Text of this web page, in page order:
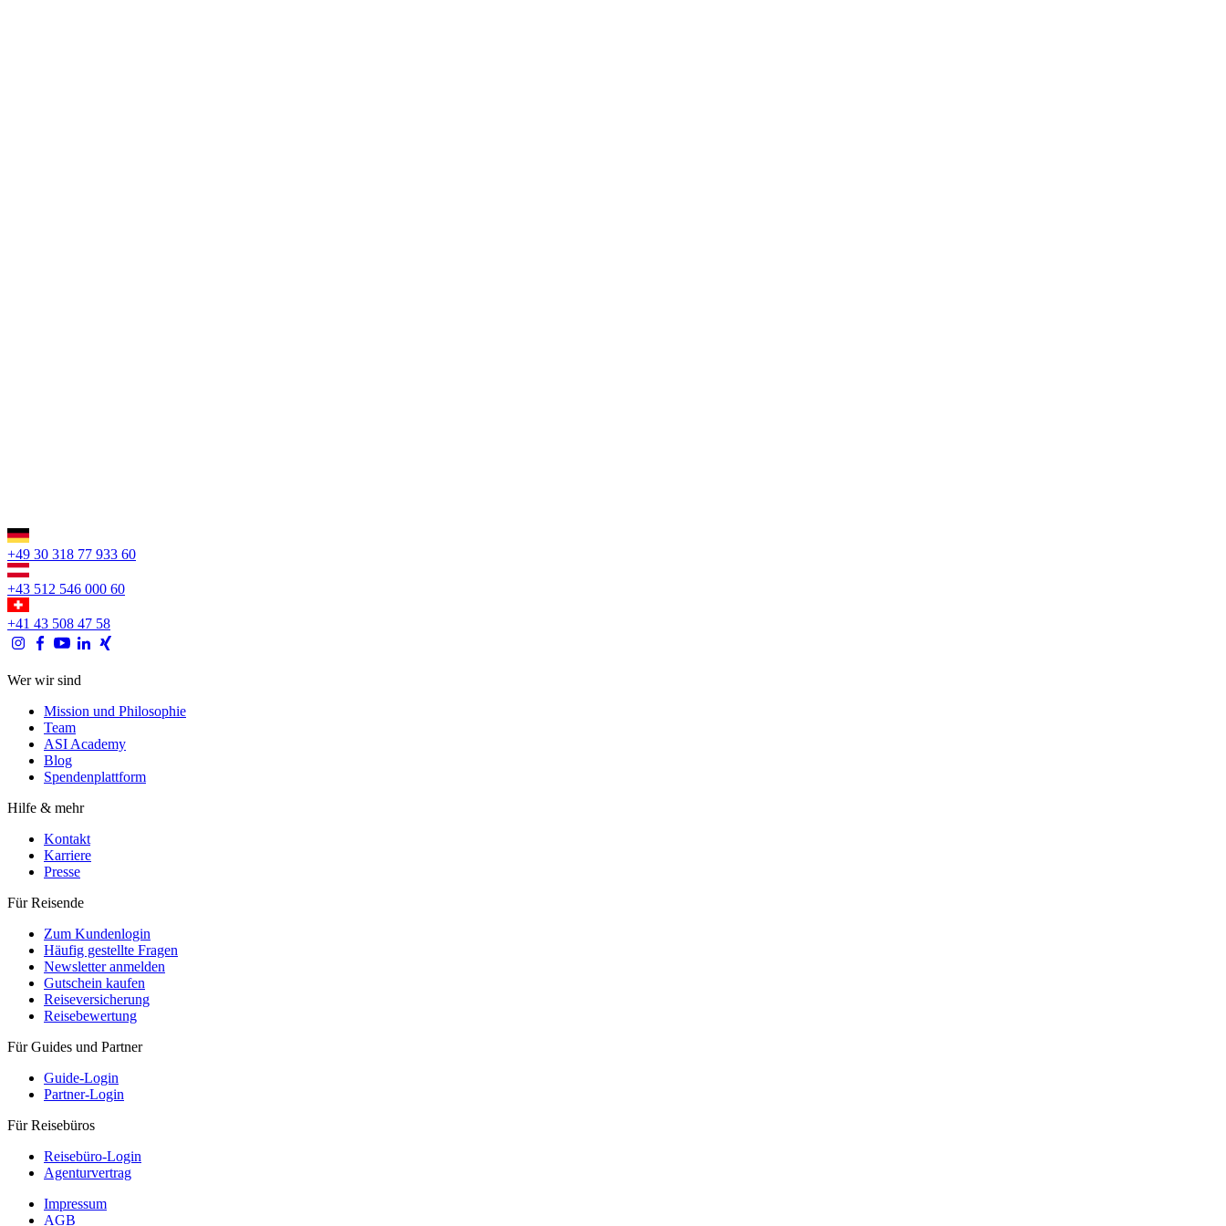
+49 30 318 77 933 60
+43 512 546 000 60
+41 43 508 47 58
Wer wir sind
Mission und Philosophie
Team
ASI Academy
Blog
Spendenplattform
Hilfe & mehr
Kontakt
Karriere
Presse
Für Reisende
Zum Kundenlogin
Häufig gestellte Fragen
Newsletter anmelden
Gutschein kaufen
Reiseversicherung
Reisebewertung
Für Guides und Partner
Guide-Login
Partner-Login
Für Reisebüros
Reisebüro-Login
Agenturvertrag
Impressum
AGB